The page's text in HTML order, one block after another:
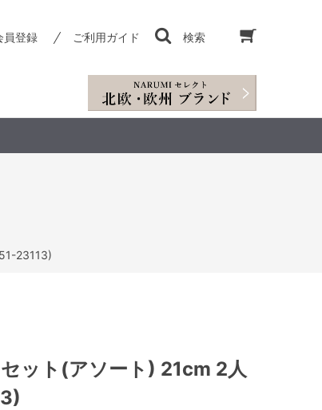
員登録 ご利用ガイド 検索
23113)
ット(アソート) 21cm 2人